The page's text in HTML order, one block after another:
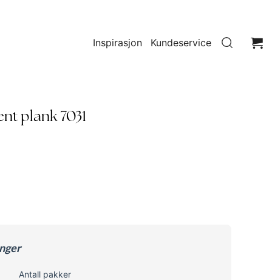
Inspirasjon Kundeservice
plank 7031
Antall pakker